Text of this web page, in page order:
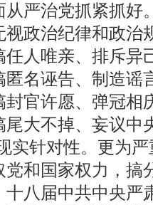
严治党抓紧抓好
政治纪律和政治
任人唯亲、排斥异
名诬告、制造谣
官许愿、弹冠相
大不掉、妄议中
实针对性。更为
和国家权力，搞
十八届中共中央严